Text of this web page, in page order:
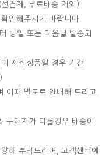
결제, 무료배송 제외)
인해주시기 바랍니다.
당일 또는 다음날 발송되
제작상품일 경우 기간
이때 별도로 안내해 드리고
구매자가 다를경우 배송이
해 부탁드리며, 고객센터에